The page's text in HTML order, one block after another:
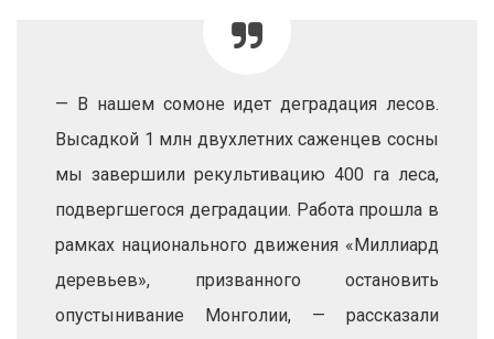
— В нашем сомоне идет деградация лесов.
Высадкой 1 млн двухлетних саженцев сосны
мы завершили рекультивацию 400 га леса,
подвергшегося деградации. Работа прошла в
рамках национального движения «Миллиард
деревьев», призванного остановить
опустынивание Монголии, — рассказали